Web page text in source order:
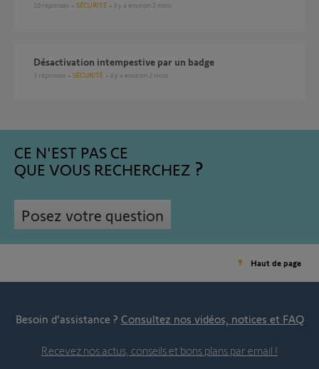
10 réponses SÉCURITÉ il y a environ 2 mois
Désactivation intempestive par un badge
3 réponses SÉCURITÉ il y a environ 2 mois
CE N'EST PAS CE
QUE VOUS RECHERCHEZ
Posez votre question
Haut de page
Besoin d’assistance ? Consultez nos vidéos, notices et FAQ
Recevez nos actus, conseils et bons plans par email !